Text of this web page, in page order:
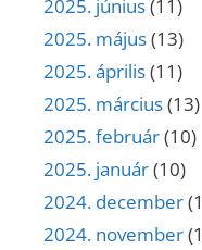
2025. június(11)
2025. május(13)
2025. április(11)
2025. március(13)
2025. február(10)
2025. január(10)
2024. december
2024. november